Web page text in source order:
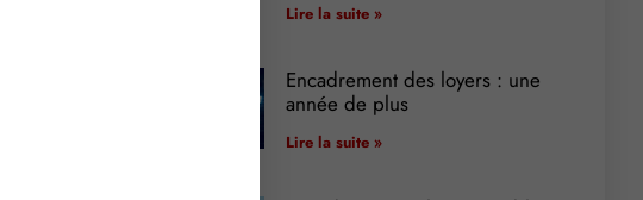
Lire la suite »
Encadrement des loyers : une
année de plus
Lire la suite »